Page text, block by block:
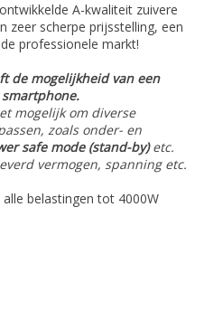
A-kwaliteit zuivere
zeer scherpe prijsstelling, een
professionele markt!
de mogelijkheid van een
mogelijk om diverse
zoals onder- en
safe mode (stand-by)etc.
vermogen, spanning etc.
belastingen tot 4000W